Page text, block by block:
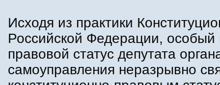
Исходя из практики
Российской Федерации, особый
правовой статус депутата
самоуправления неразрывно